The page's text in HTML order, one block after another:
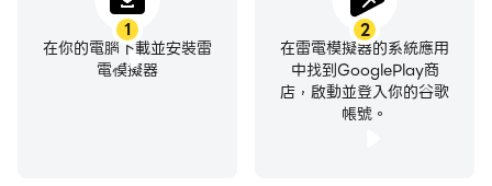
1
在你的電腦下載並安裝雷
電模擬器
2
在雷電模擬器的系統應用
中找到GooglePlay商
店，啟動並登入你的谷歌
帳號。